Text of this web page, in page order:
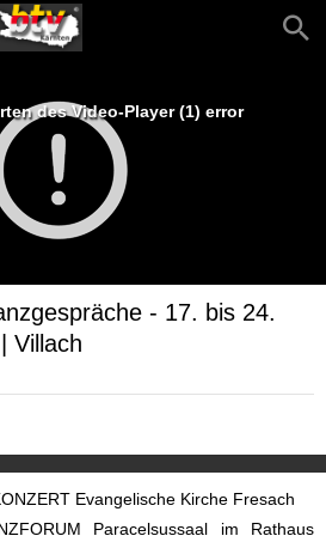
des Video-Player (1) error
- 17. bis 24.
Villach
Evangelische Kirche Fresach
Paracelsussaal im Rathaus